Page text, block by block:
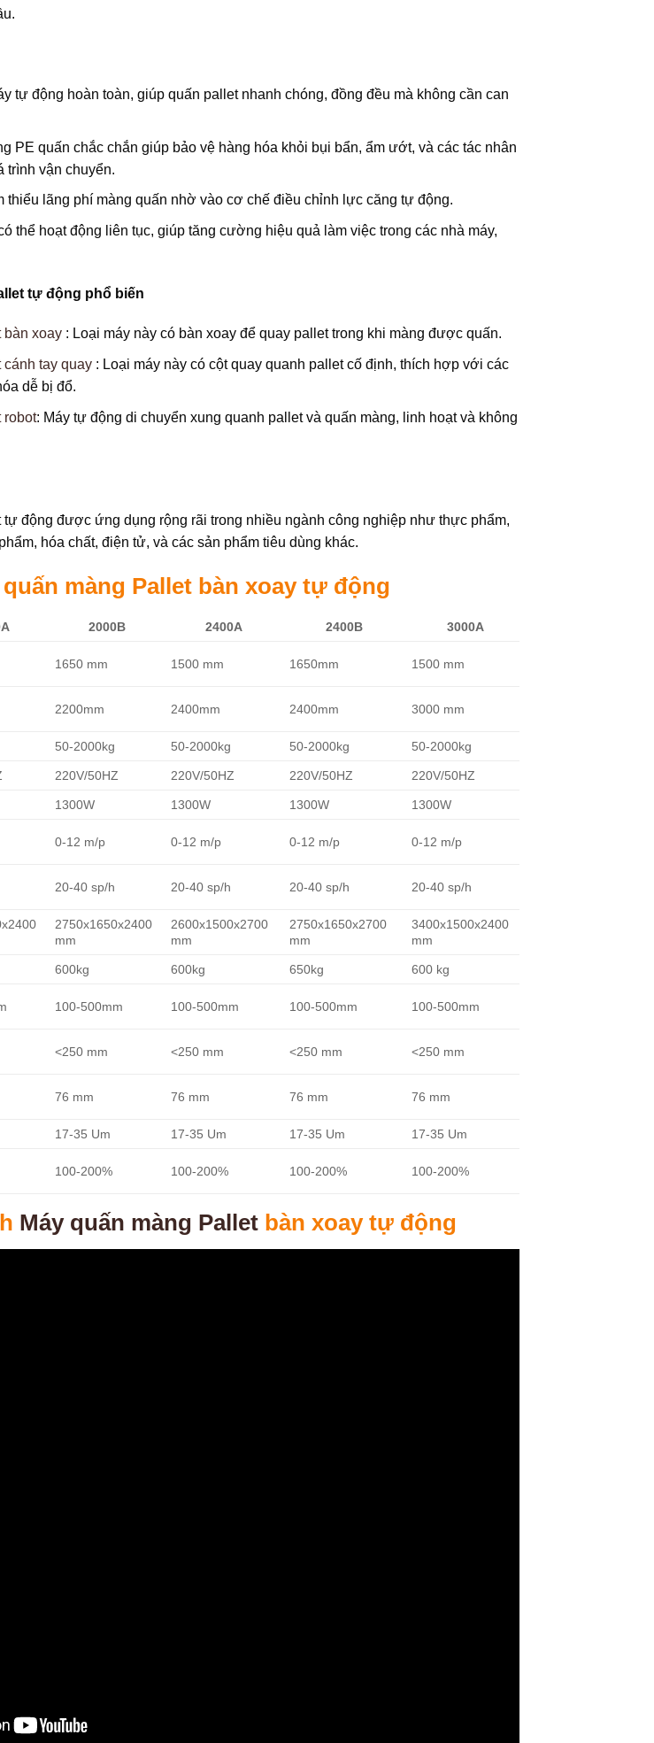
tự động hoàn toàn, giúp quấn pallet nhanh chóng, đồng đều mà không cần can
PE quấn chắc chắn giúp bảo vệ hàng hóa khỏi bụi bẩn, ẩm ướt, và các tác nhân
trình vận chuyển.
thiểu lãng phí màng quấn nhờ vào cơ chế điều chỉnh lực căng tự động.
thể hoạt động liên tục, giúp tăng cường hiệu quả làm việc trong các nhà máy,
tự động phổ biến
bàn xoay: Loại máy này có bàn xoay để quay pallet trong khi màng được quấn.
cánh tay quay: Loại máy này có cột quay quanh pallet cố định, thích hợp với các
dễ bị đổ.
robot: Máy tự động di chuyển xung quanh pallet và quấn màng, linh hoạt và không
tự động được ứng dụng rộng rãi trong nhiều ngành công nghiệp như thực phẩm,
hóa chất, điện tử, và các sản phẩm tiêu dùng khác.
màng Pallet bàn xoay tự động
2000B 2400A 2400B 3000A
1650 mm 1500 mm 1650mm 1500 mm
2200mm 2400mm 2400mm 3000 mm
50-2000kg 50-2000kg 50-2000kg 50-2000kg
220V/50HZ 220V/50HZ 220V/50HZ 220V/50HZ
1300W 1300W 1300W 1300W
0-12 m/p 0-12 m/p 0-12 m/p 0-12 m/p
20-40 sp/h 20-40 sp/h 20-40 sp/h 20-40 sp/h
2750x1650x2400
mm
2600x1500x2700
mm
2750x1650x2700
mm
3400x1500x2400
mm
600kg 600kg 650kg 600 kg
100-500mm 100-500mm 100-500mm 100-500mm
<250 mm <250 mm <250 mm <250 mm
76 mm 76 mm 76 mm 76 mm
17-35 Um 17-35 Um 17-35 Um 17-35 Um
100-200% 100-200% 100-200% 100-200%
Máy quấn màng Pallet bàn xoay tự động